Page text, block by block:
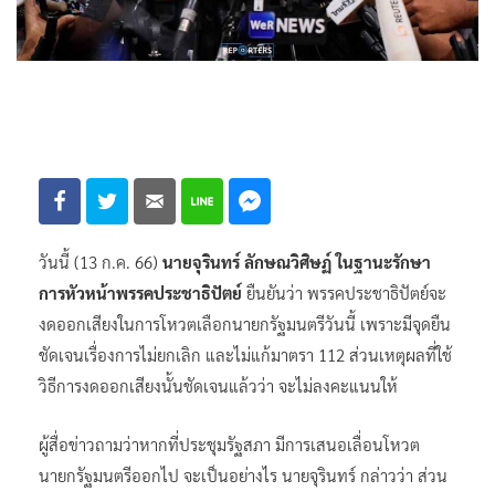
วันนี้ (13 ก.ค. 66) นายจุรินทร์ ลักษณวิศิษฏ์ ในฐานะรักษา
การหัวหน้าพรรคประชาธิปัตย์ ยืนยันว่า พรรคประชาธิปัตย์จะ
งดออกเสียงในการโหวตเลือกนายกรัฐมนตรีวันนี้ เพราะมีจุดยืน
ชัดเจนเรื่องการไม่ยกเลิก และไม่แก้มาตรา 112 ส่วนเหตุผลที่ใช้
วิธีการงดออกเสียงนั้นชัดเจนแล้วว่า จะไม่ลงคะแนนให้
ผู้สื่อข่าวถามว่าหากที่ประชุมรัฐสภา มีการเสนอเลื่อนโหวต
นายกรัฐมนตรีออกไป จะเป็นอย่างไร นายจุรินทร์ กล่าวว่า ส่วน